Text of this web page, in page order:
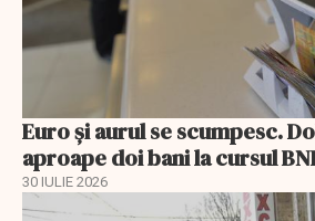
Euro și aurul se scumpesc.
aproape doi bani la cursul
30 IULIE 2026